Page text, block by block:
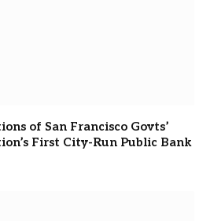
of San Francisco Govts’
First City-Run Public Bank